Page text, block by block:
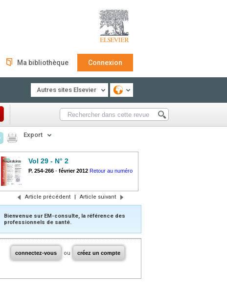
Ma bibliothèque Connexion
Autres sites Elsevier
Export
Vol 29 - N° 2
P. 254-266 - février 2012 Retour au numéro
Article précédent | Article suivant
Bienvenue sur EM-consulte, la référence des
professionnels de santé.
connectez-vous ou créez un compte